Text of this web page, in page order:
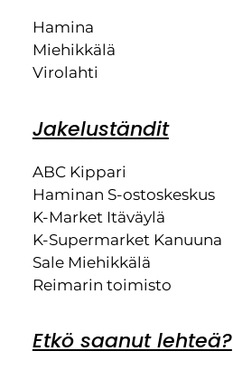
Hamina
Miehikkälä
Virolahti
Jakeluständit
ABC Kippari
Haminan S-ostoskeskus
K-Market Itäväylä
K-Supermarket Kanuuna
Sale Miehikkälä
Reimarin toimisto
Etkö saanut lehteä?